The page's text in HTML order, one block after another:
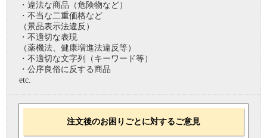
・違法な商品（危険物など）
・不当な二重価格など
（景品表示法違反）
・不適切な表現
（薬機法、健康増進法違反等）
・不適切な文字列（キーワード等）
・公序良俗に反する商品
etc.
注文後のお困りごとに対するご意見